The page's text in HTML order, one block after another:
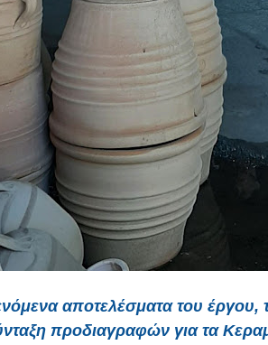
αποτελέσματα του έργου,
προδιαγραφών για τα